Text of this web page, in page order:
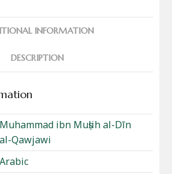
INFORMATION
DESCRIPTION
Muhammad ibn Muṣlih al-Dīn
al-Qawjawi
Arabic